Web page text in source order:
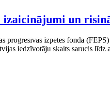
izaicinājumi un
izpētes fonda
iedzīvotāju skaits sarucis līdz